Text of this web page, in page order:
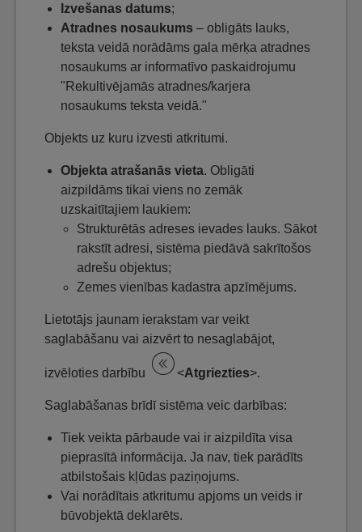
Izvešanas datums;
Atradnes nosaukums – obligāts lauks,
teksta veidā norādāms gala mērķa atradnes
nosaukums ar informatīvo paskaidrojumu
"Rekultivējamās atradnes/karjera
nosaukums teksta veidā."
Objekts uz kuru izvesti atkritumi.
Objekta atrašanās vieta. Obligāti
aizpildāms tikai viens no zemāk
uzskaitītajiem laukiem:
Strukturētās adreses ievades lauks. Sākot
rakstīt adresi, sistēma piedāvā sakrītošos
adrešu objektus;
Zemes vienības kadastra apzīmējums.
Lietotājs jaunam ierakstam var veikt
saglabāšanu vai aizvērt to nesaglabājot,
izvēloties darbību <Atgriezties>.
Saglabāšanas brīdī sistēma veic darbības:
Tiek veikta pārbaude vai ir aizpildīta visa
pieprasītā informācija. Ja nav, tiek parādīts
atbilstošais kļūdas paziņojums.
Vai norādītais atkritumu apjoms un veids ir
būvobjektā deklarēts.